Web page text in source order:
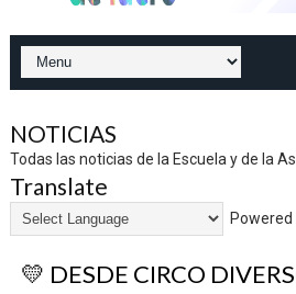
NOTICIAS
Todas las noticias de la Escuela y de la
Translate
Powered
💛 DESDE CIRCO